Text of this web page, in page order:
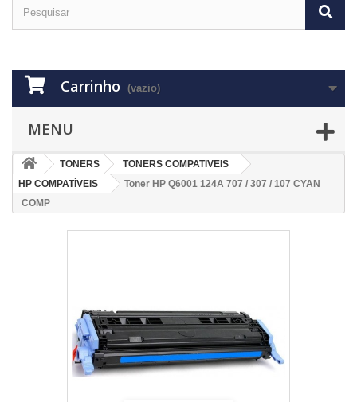
Carrinho (vazio)
MENU
TONERS
TONERS COMPATIVEIS
HP COMPATÍVEIS
Toner HP Q6001 124A 707 / 307 / 107 CYAN
COMP